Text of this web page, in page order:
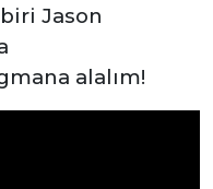
Jason
alalım!